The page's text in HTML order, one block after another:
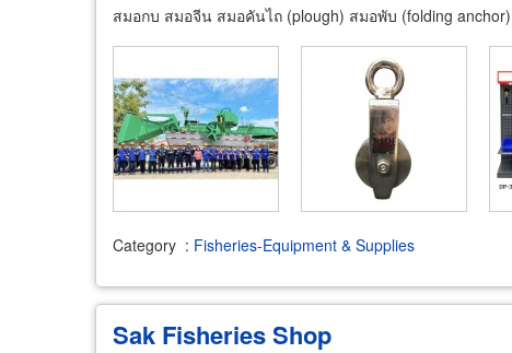
สมอกบ สมอจีน สมอคันไถ (plough) สมอพับ (folding
Category : Fisheries-Equipment & Supplies
Sak Fisheries Shop